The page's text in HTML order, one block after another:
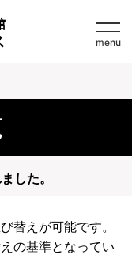
menu
した。
替えが可能です。
の基準となってい